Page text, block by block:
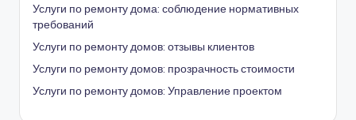
Услуги по ремонту дома: соблюдение нормативных
требований
Услуги по ремонту домов: отзывы клиентов
Услуги по ремонту домов: прозрачность стоимости
Услуги по ремонту домов: Управление проектом